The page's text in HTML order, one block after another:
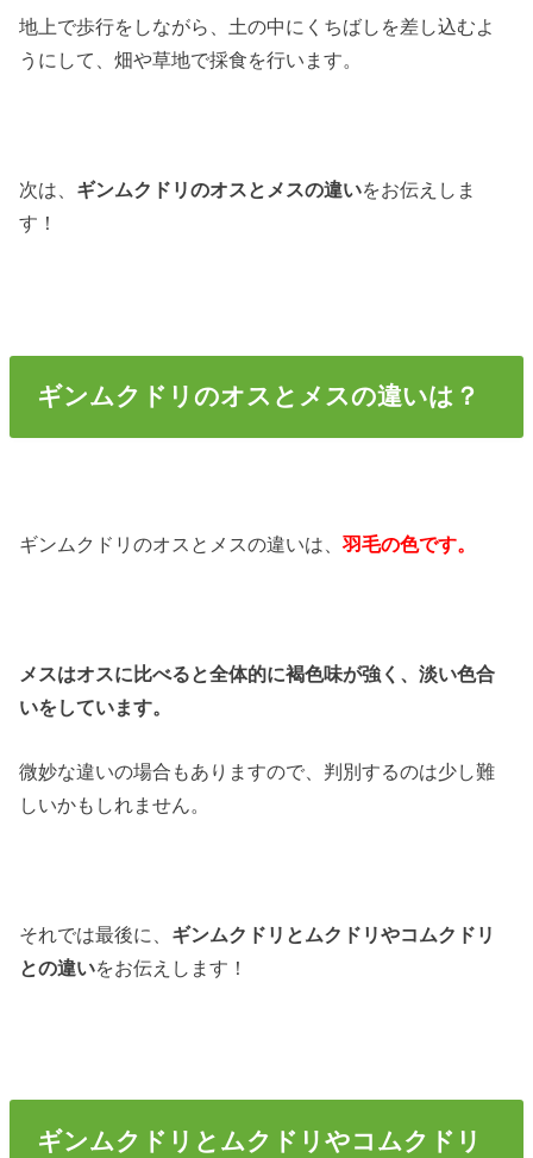
地上で歩行をしながら、土の中にくちばしを差し込むよ
うにして、畑や草地で採食を行います。
次は、 ギンムクドリのオスとメスの違いをお伝えしま
す！
ギンムクドリのオスとメスの違いは？
ギンムクドリのオスとメスの違いは、羽毛の色です。
メスはオスに比べると全体的に褐色味が強く、淡い色合
いをしています。
微妙な違いの場合もありますので、判別するのは少し難
しいかもしれません。
それでは最後に、 ギンムクドリとムクドリやコムクドリ
との違いをお伝えします！
ギンムクドリとムクドリやコムクドリ